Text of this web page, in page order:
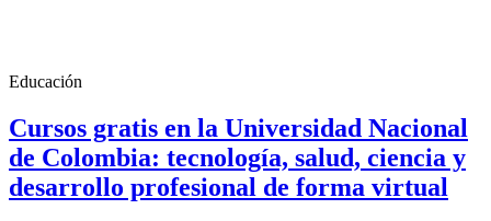
Educación
Cursos gratis en la Universidad Nacional
de Colombia: tecnología, salud, ciencia y
desarrollo profesional de forma virtual